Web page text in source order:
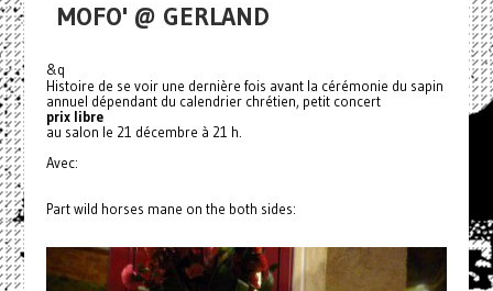
MOFO' @ GERLAND
&q
Histoire de se voir une dernière fois avant la cérémonie du sapin
annuel dépendant du calendrier chrétien, petit concert
prix libre
au salon le 21 décembre à 21 h.
Avec:
Part wild horses mane on the both sides: